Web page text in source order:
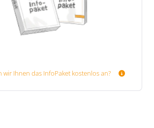
wir Ihnen das InfoPaket kostenlos an?